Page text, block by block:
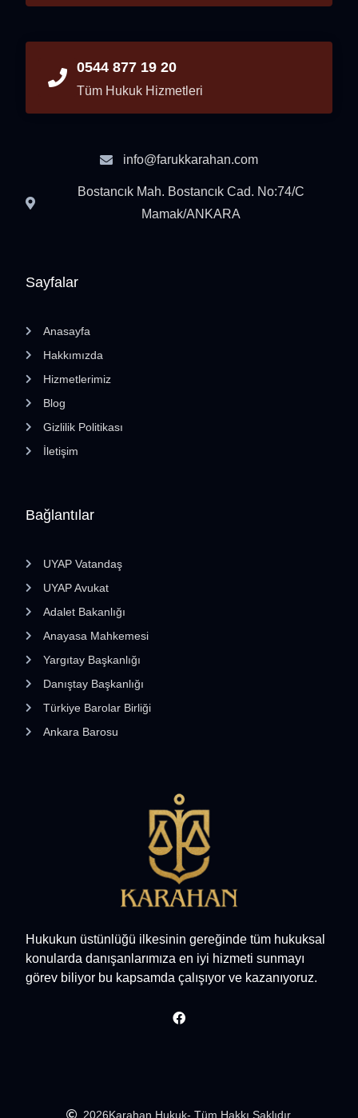
Hukukun üstünlüğü ilkesinin gereğinde tüm hukuksal
konularda danışanlarımıza en iyi hizmeti sunmayı
görev biliyor bu kapsamda çalışıyor ve kazanıyoruz.
Bağlantılar
UYAP Vatandaş
UYAP Avukat
Adalet Bakanlığı
Anayasa Mahkemesi
Yargıtay Başkanlığı
Danıştay Başkanlığı
Türkiye Barolar Birliği
Ankara Barosu
Sayfalar
Anasayfa
Hakkımızda
Hizmetlerimiz
Blog
Gizlilik Politikası
İletişim
0544 877 19 20
Tüm Hukuk Hizmetleri
info@farukkarahan.com
Bostancık Mah. Bostancık Cad. No:74/C
Mamak/ANKARA
2026Karahan Hukuk- Tüm Hakkı Saklıdır.